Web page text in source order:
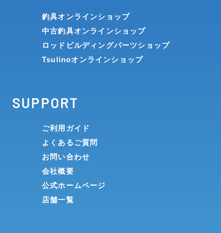
釣具オンラインショップ
中古釣具オンラインショップ
ロッドビルディングパーツショップ
Tsulinoオンラインショップ
SUPPORT
ご利用ガイド
よくあるご質問
お問い合わせ
会社概要
公式ホームページ
店舗一覧